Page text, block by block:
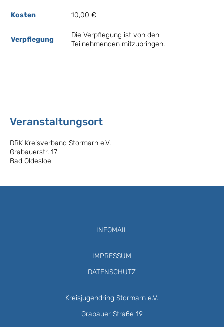
Kosten 10,00 €
Verpflegung
Die Verpflegung ist von den
Teilnehmenden mitzubringen.
Veranstaltungsort
DRK Kreisverband Stormarn e.V.
Grabauerstr. 17
Bad Oldesloe
INFOMAIL
IMPRESSUM
DATENSCHUTZ
Kreisjugendring Stormarn e.V.
Grabauer Straße 19